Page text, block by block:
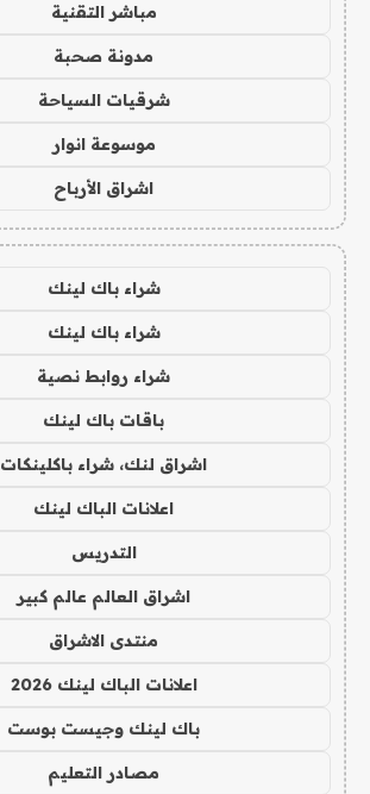
مباشر التقنية
مدونة صحبة
شرقيات السياحة
موسوعة انوار
اشراق الأرباح
شراء باك لينك
شراء باك لينك
شراء روابط نصية
باقات باك لينك
اشراق لنك، شراء باكلينكات
اعلانات الباك لينك
التدريس
اشراق العالم عالم كبير
منتدى الاشراق
اعلانات الباك لينك 2026
باك لينك وجيست بوست
مصادر التعليم